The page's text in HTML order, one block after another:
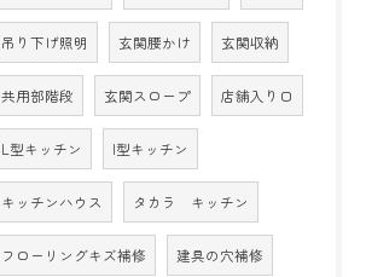
吊り下げ照明 玄関腰かけ 玄関収納
共用部階段 玄関スロープ 店舗入り口
L型キッチン I型キッチン
キッチンハウス タカラ キッチン
フローリングキズ補修 建具の穴補修